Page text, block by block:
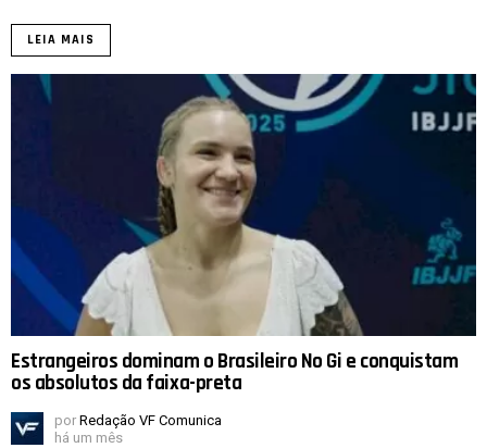
LEIA MAIS
Estrangeiros dominam o Brasileiro No Gi e conquistam
os absolutos da faixa-preta
por Redação VF Comunica
há um mês